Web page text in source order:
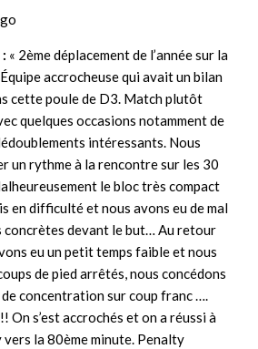
: « 2ème déplacement de l’année sur la
accrocheuse qui avait un bilan
cette poule de D3. Match plutôt
quelques occasions notamment de
intéressants. Nous
un rythme à la rencontre sur les 30
le bloc très compact
en difficulté et nous avons eu de mal
concrètes devant le but… Au retour
eu un petit temps faible et nous
de pied arrêtés, nous concédons
de concentration sur coup franc ….
!! On s’est accrochés et on a réussi à
la 80ème minute. Penalty